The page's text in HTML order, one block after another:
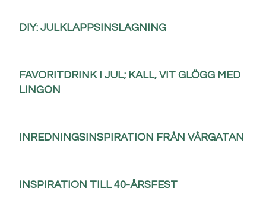
DIY: JULKLAPPSINSLAGNING
FAVORITDRINK I JUL; KALL, VIT GLÖGG MED
LINGON
INREDNINGSINSPIRATION FRÅN VÅRGATAN
INSPIRATION TILL 40-ÅRSFEST